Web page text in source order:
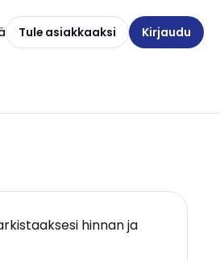
Tule asiakkaaksi Kirjaudu
hinnan ja